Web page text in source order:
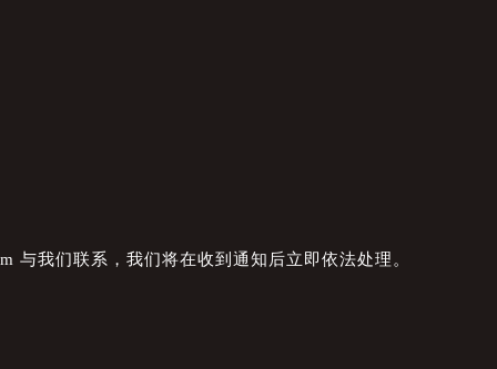
与我们联系，我们将在收到通知后立即依法处理。